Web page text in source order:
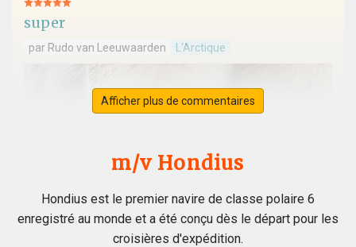
super
par Rudo van Leeuwaarden L'Arctique
Afficher plus de commentaires
m/v Hondius
Hondius est le premier navire de classe polaire 6
enregistré au monde et a été conçu dès le départ pour les
croisières d'expédition.